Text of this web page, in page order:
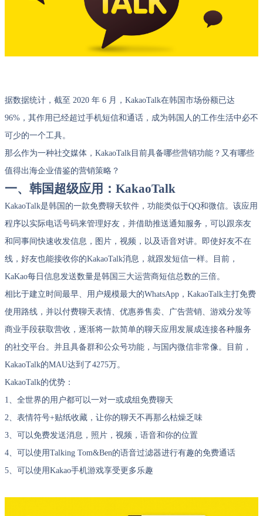
据数据统计，截至 2020 年 6 月，KakaoTalk在韩国市场份额已达
96%，其作用已经超过手机短信和通话，成为韩国人的工作生活中必不
可少的一个工具。
那么作为一种社交媒体，KakaoTalk目前具备哪些营销功能？又有哪些
值得出海企业借鉴的营销策略？
一、韩国超级应用：KakaoTalk
KakaoTalk是韩国的一款免费聊天软件，功能类似于QQ和微信。该应用
程序以实际电话号码来管理好友，并借助推送通知服务，可以跟亲友
和同事间快速收发信息，图片，视频，以及语音对讲。即使好友不在
线，好友也能接收你的KakaoTalk消息，就跟发短信一样。目前，
KaKao每日信息发送数量是韩国三大运营商短信总数的三倍。
相比于建立时间最早、用户规模最大的WhatsApp，KakaoTalk主打免费
使用路线，并以付费聊天表情、优惠券售卖、广告营销、游戏分发等
商业手段获取营收，逐渐将一款简单的聊天应用发展成连接各种服务
的社交平台。并且具备群和公众号功能，与国内微信非常像。目前，
KakaoTalk的MAU达到了4275万。
KakaoTalk的优势：
1、全世界的用户都可以一对一或成组免费聊天
2、表情符号+贴纸收藏，让你的聊天不再那么枯燥乏味
3、可以免费发送消息，照片，视频，语音和你的位置
4、可以使用Talking Tom&Ben的语音过滤器进行有趣的免费通话
5、可以使用Kakao手机游戏享受更多乐趣